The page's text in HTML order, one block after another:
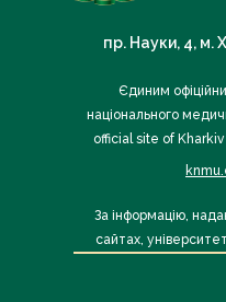
пр. Науки, 4, м.
Єдиним
національного
official site of
За інформацію,
сайтах,